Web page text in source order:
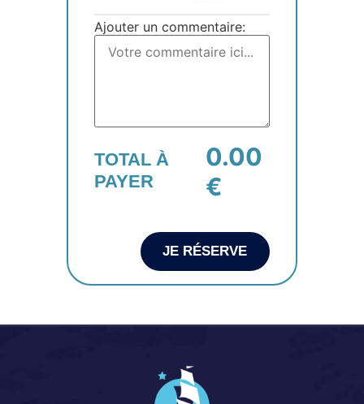
Ajouter un commentaire:
TOTAL À
PAYER
0.00
€
JE RÉSERVE